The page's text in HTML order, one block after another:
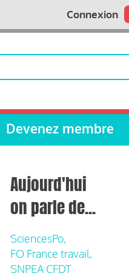
Connexion
Devenez membre
Aujourd'hui
on parle de...
SciencesPo,
FO France travail,
SNPEA CFDT